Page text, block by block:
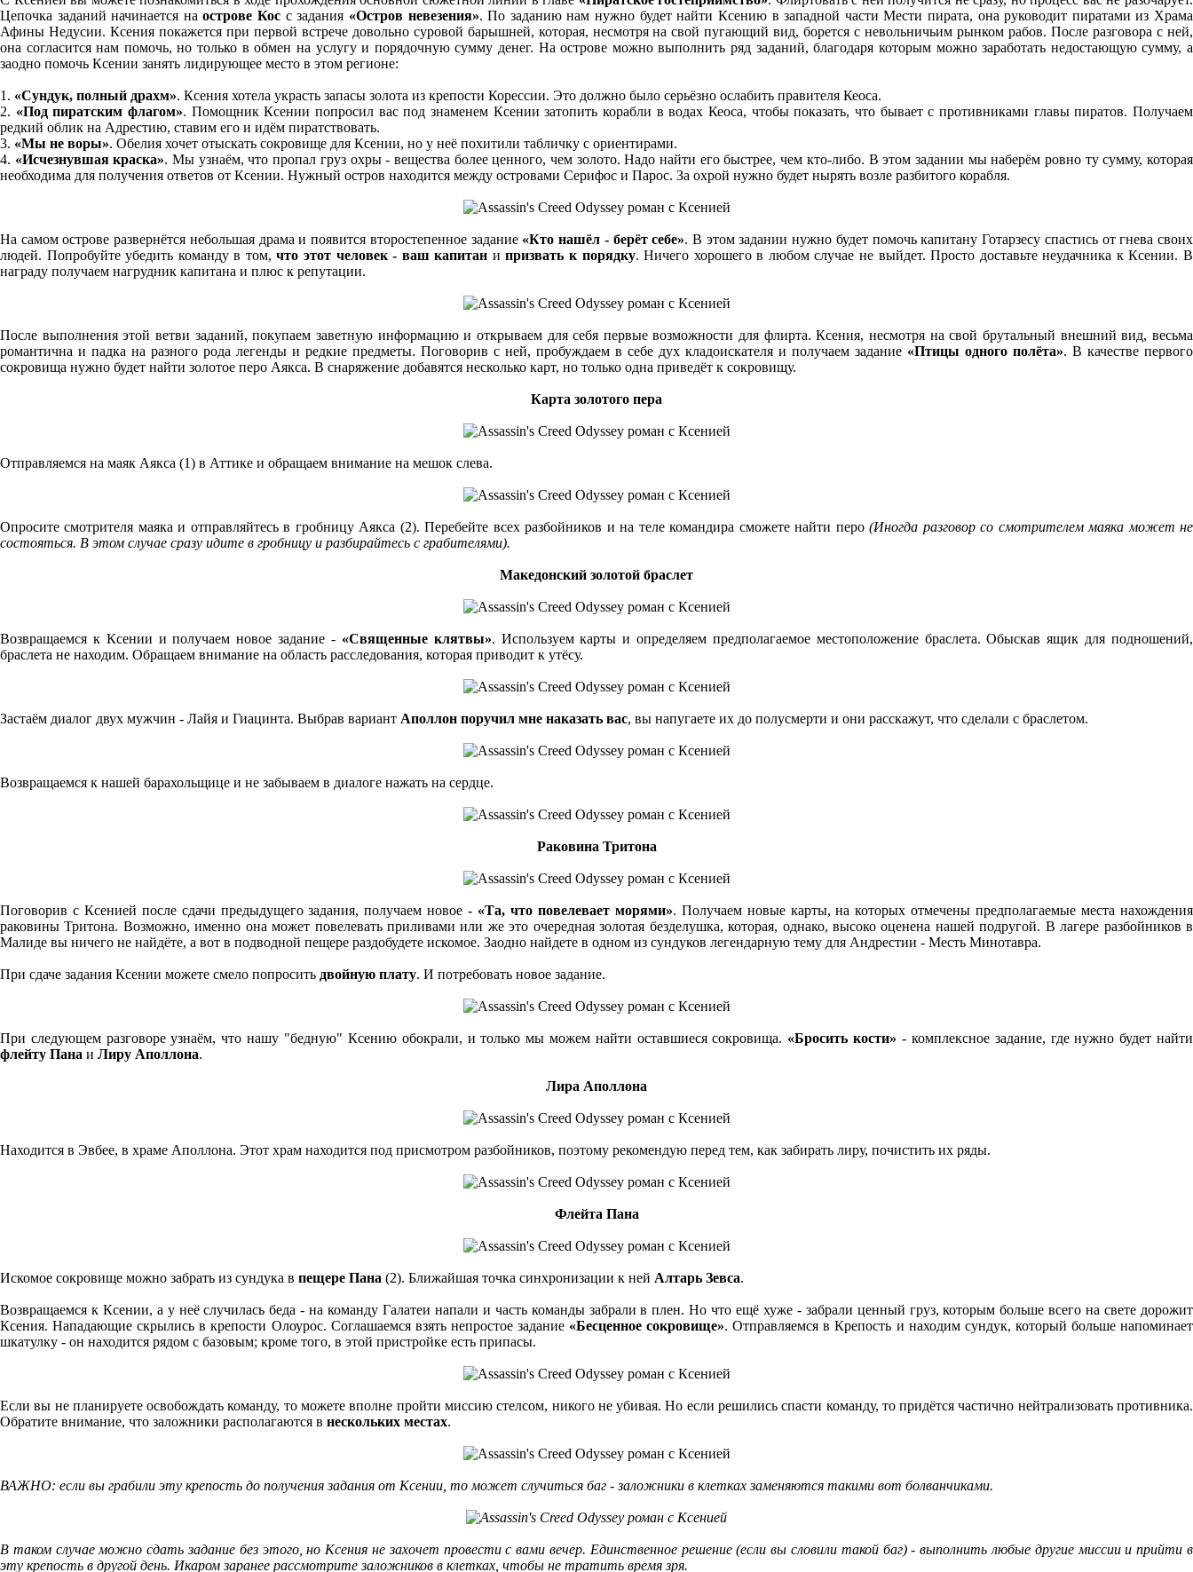
Цепочка заданий начинается наострове Кос с задания «Остров невезения». По заданию нам нужно будет найти Ксению в западной части Мести пирата, она руководит пиратами из Храма
Афины Недусии. Ксения покажется при первой встрече довольно суровой барышней, которая, несмотря на свой пугающий вид, борется с невольничьим рынком рабов. После разговора с ней,
она согласится нам помочь, но только в обмен на услугу и порядочную сумму денег. На острове можно выполнить ряд заданий, благодаря которым можно заработать недостающую сумму, а
заодно помочь Ксении занять лидирующее место в этом регионе:
1. «Сундук, полный драхм». Ксения хотела украсть запасы золота из крепости Корессии. Это должно было серьёзно ослабить правителя Кеоса.
2. «Под пиратским флагом». Помощник Ксении попросил вас под знаменем Ксении затопить корабли в водах Кеоса, чтобы показать, что бывает с противниками главы пиратов. Получаем
редкий облик на Адрестию, ставим его и идём пиратствовать.
3. «Мы не воры». Обелия хочет отыскать сокровище для Ксении, но у неё похитили табличку с ориентирами.
4. «Исчезнувшая краска». Мы узнаём, что пропал груз охры - вещества более ценного, чем золото. Надо найти его быстрее, чем кто-либо. В этом задании мы наберём ровно ту сумму, которая
необходима для получения ответов от Ксении. Нужный остров находится между островами Серифос и Парос. За охрой нужно будет нырять возле разбитого корабля.
На самом острове развернётся небольшая драма и появится второстепенное задание «Кто нашёл - берёт себе». В этом задании нужно будет помочь капитану Готарзесу спастись от гнева своих
людей. Попробуйте убедить команду в том,что этот человек - ваш капитан ипризвать к порядку. Ничего хорошего в любом случае не выйдет. Просто доставьте неудачника к Ксении. В
награду получаем нагрудник капитана и плюс к репутации.
После выполнения этой ветви заданий, покупаем заветную информацию и открываем для себя первые возможности для флирта. Ксения, несмотря на свой брутальный внешний вид, весьма
романтична и падка на разного рода легенды и редкие предметы. Поговорив с ней, пробуждаем в себе дух кладоискателя и получаем задание «Птицы одного полёта». В качестве первого
сокровища нужно будет найти золотое перо Аякса. В снаряжение добавятся несколько карт, но только одна приведёт к сокровищу.
Карта золотого пера
Отправляемся на маяк Аякса (1) в Аттике и обращаем внимание на мешок слева.
Опросите смотрителя маяка и отправляйтесь в гробницу Аякса (2). Перебейте всех разбойников и на теле командира сможете найти перо(Иногда разговор со смотрителем маяка может не
состояться. В этом случае сразу идите в гробницу и разбирайтесь с грабителями).
Македонский золотой браслет
Возвращаемся к Ксении и получаем новое задание - «Священные клятвы». Используем карты и определяем предполагаемое местоположение браслета. Обыскав ящик для подношений,
браслета не находим. Обращаем внимание на область расследования, которая приводит к утёсу.
Застаём диалог двух мужчин - Лайя и Гиацинта. Выбрав вариант Аполлон поручил мне наказать вас, вы напугаете их до полусмерти и они расскажут, что сделали с браслетом.
Возвращаемся к нашей барахольщице и не забываем в диалоге нажать на сердце.
Раковина Тритона
Поговорив с Ксенией после сдачи предыдущего задания, получаем новое - «Та, что повелевает морями». Получаем новые карты, на которых отмечены предполагаемые места нахождения
раковины Тритона. Возможно, именно она может повелевать приливами или же это очередная золотая безделушка, которая, однако, высоко оценена нашей подругой. В лагере разбойников в
Малиде вы ничего не найдёте, а вот в подводной пещере раздобудете искомое. Заодно найдете в одном из сундуков легендарную тему для Андрестии - Месть Минотавра.
При сдаче задания Ксении можете смело попросить двойную плату. И потребовать новое задание.
При следующем разговоре узнаём, что нашу "бедную" Ксению обокрали, и только мы можем найти оставшиеся сокровища. «Бросить кости» - комплексное задание, где нужно будет найти
флейту Пана и Лиру Аполлона.
Лира Аполлона
Находится в Эвбее, в храме Аполлона. Этот храм находится под присмотром разбойников, поэтому рекомендую перед тем, как забирать лиру, почистить их ряды.
Флейта Пана
Искомое сокровище можно забрать из сундука в пещере Пана (2). Ближайшая точка синхронизации к ней Алтарь Зевса.
Возвращаемся к Ксении, а у неё случилась беда - на команду Галатеи напали и часть команды забрали в плен. Но что ещё хуже - забрали ценный груз, которым больше всего на свете дорожит
Ксения. Нападающие скрылись в крепости Олоурос. Соглашаемся взять непростое задание «Бесценное сокровище». Отправляемся в Крепость и находим сундук, который больше напоминает
шкатулку - он находится рядом с базовым; кроме того, в этой пристройке есть припасы.
Если вы не планируете освобождать команду, то можете вполне пройти миссию стелсом, никого не убивая. Но если решились спасти команду, то придётся частично нейтрализовать противника.
Обратите внимание, что заложники располагаются в нескольких местах.
ВАЖНО: если вы грабили эту крепость до получения задания от Ксении, то может случиться баг - заложники в клетках заменяются такими вот болванчиками.
В таком случае можно сдать задание без этого, но Ксения не захочет провести с вами вечер. Единственное решение (если вы словили такой баг) - выполнить любые другие миссии и прийти в
эту крепость в другой день. Икаром заранее рассмотрите заложников в клетках, чтобы не тратить время зря.